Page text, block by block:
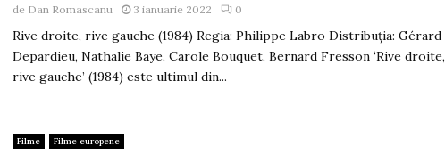
de Dan Romascanu 3 ianuarie 2022 0
Rive droite, rive gauche (1984) Regia: Philippe Labro Distribuția: Gérard
Depardieu, Nathalie Baye, Carole Bouquet, Bernard Fresson ‘Rive droite,
rive gauche’ (1984) este ultimul din...
Filme Filme europene